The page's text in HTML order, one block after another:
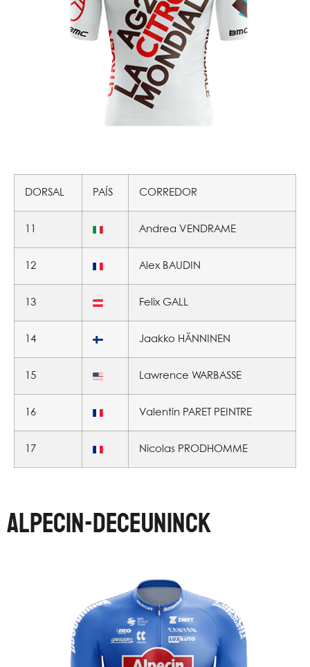
DORSAL PAÍS CORREDOR
Andrea VENDRAME
12 Alex BAUDIN
13 Felix GALL
14 Jaakko HÄNNINEN
15 Lawrence WARBASSE
16 Valentin PARET PEINTRE
17 Nicolas PRODHOMME
ALPECIN-DECEUNINCK